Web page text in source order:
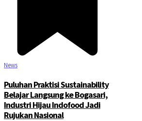
News
Puluhan Praktisi Sustainability
Belajar Langsung ke Bogasari,
Industri Hijau Indofood Jadi
Rujukan Nasional